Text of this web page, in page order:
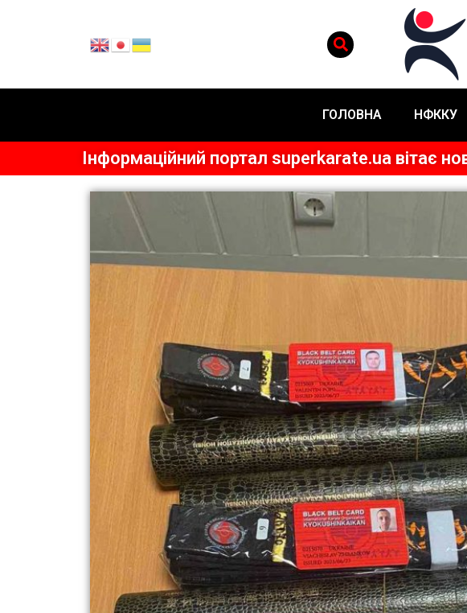
ГОЛОВНА НФККУ
Інформаційний портал superkarate.ua вітає